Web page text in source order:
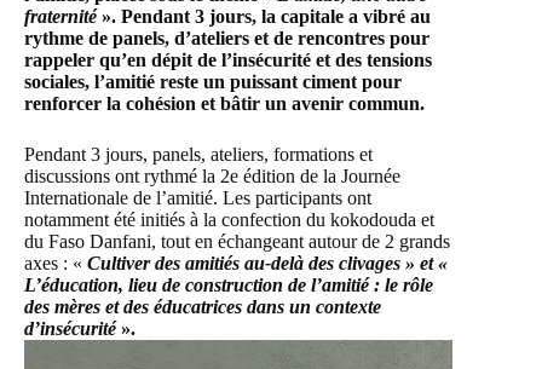
fraternité». Pendant 3 jours, la capitale a vibré au
rythme de panels, d’ateliers et de rencontres pour
rappeler qu’en dépit de l’insécurité et des tensions
sociales, l’amitié reste un puissant ciment pour
renforcer la cohésion et bâtir un avenir commun.
Pendant 3 jours, panels, ateliers, formations et
discussions ont rythmé la 2e édition de la Journée
Internationale de l’amitié. Les participants ont
notamment été initiés à la confection du kokodouda et
du Faso Danfani, tout en échangeant autour de 2 grands
axes : « Cultiver des amitiés au-delà des clivages » et «
L’éducation, lieu de construction de l’amitié : le rôle
des mères et des éducatrices dans un contexte
d’insécurité».